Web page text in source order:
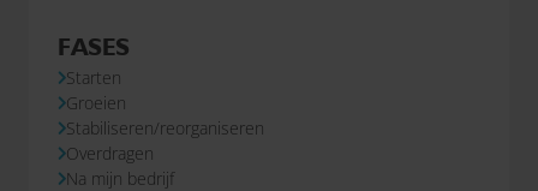
FASES
Starten
Groeien
Stabiliseren/reorganiseren
Overdragen
Na mijn bedrijf